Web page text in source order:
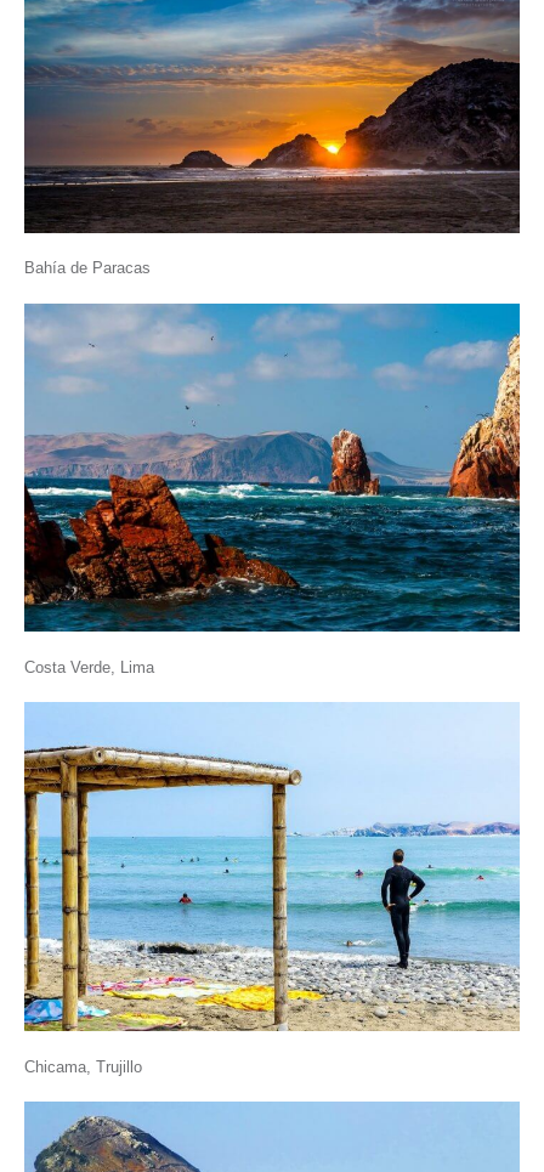
Bahía de Paracas
Costa Verde, Lima
Chicama, Trujillo